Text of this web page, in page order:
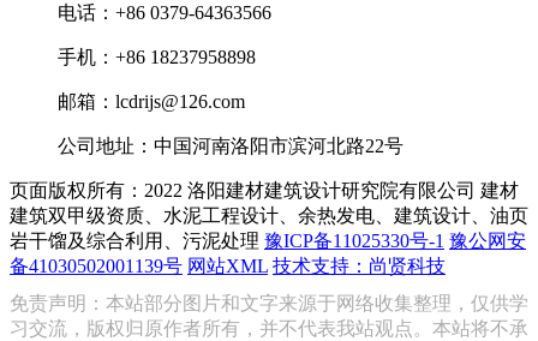
电话：+86 0379-64363566
手机：+86 18237958898
邮箱：lcdrijs@126.com
公司地址：中国河南洛阳市滨河北路22号
页面版权所有：2022 洛阳建材建筑设计研究院有限公司 建材
建筑双甲级资质、水泥工程设计、余热发电、建筑设计、油页
岩干馏及综合利用、污泥处理 豫ICP备11025330号-1 豫公网安
备41030502001139号 网站XML 技术支持：尚贤科技
免责声明：本站部分图片和文字来源于网络收集整理，仅供学
习交流，版权归原作者所有，并不代表我站观点。本站将不承